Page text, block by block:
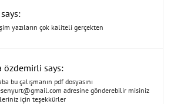
yazıların çok kaliteli gerçekten
özdemirli says:
bu çalışmanın pdf dosyasını
adresine gönderebilir misiniz
için teşekkürler